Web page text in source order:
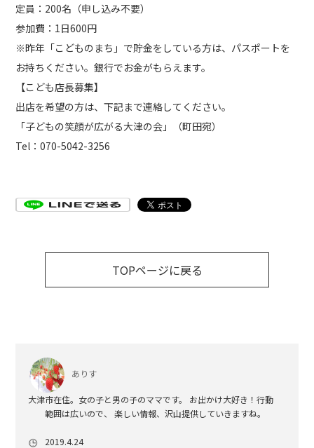
定員：200名（申し込み不要）
参加費：1日600円
※昨年「こどものまち」で貯金をしている方は、パスポートを
お持ちください。銀行でお金がもらえます。
【こども店長募集】
出店を希望の方は、下記まで連絡してください。
「子どもの笑顔が広がる大津の会」（町田宛）
Tel：070-5042-3256
TOPページに戻る
ありす
大津市在住。女の子と男の子のママです。 お出かけ大好き！行動
範囲は広いので、 楽しい情報、沢山提供していきますね。
2019.4.24